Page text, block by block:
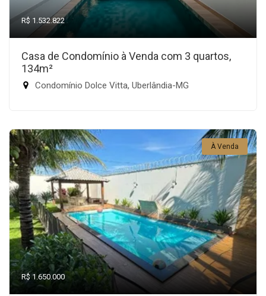
R$ 1.532.822
Casa de Condomínio à Venda com 3 quartos,
134m²
Condomínio Dolce Vitta, Uberlândia-MG
À Venda
R$ 1.650.000